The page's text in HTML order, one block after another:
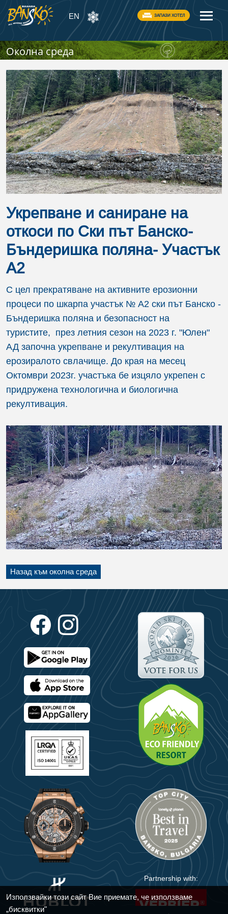
EN ЗАПАЗИ ХОТЕЛ
Околна среда
Укрепване и саниране на
откоси по Ски път Банско-
Бъндеришка поляна- Участък
А2
С цел прекратяване на активните ерозионни
процеси по шкарпа участък № А2 ски път Банско -
Бъндеришка поляна и безопасност на
туристите, през летния сезон на 2023 г. "Юлен"
АД започна укрепване и рекултивация на
ерозиралото свлачище. До края на месец
Октомври 2023г. участъка бе изцяло укрепен с
придружена технологична и биологична
рекултивация.
Назад към околна среда
Partnership with:
Използвайки този сайт Вие приемате, че използваме
„бисквитки"